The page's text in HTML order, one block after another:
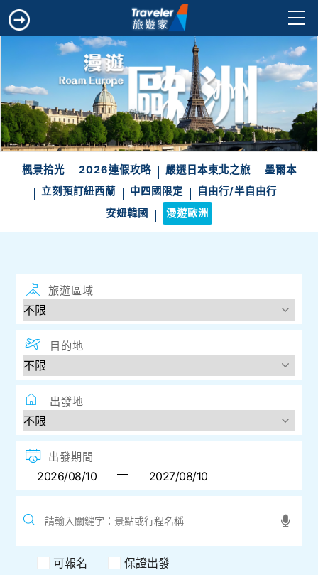
楓景拾光 2026連假攻略 嚴選日本東北之旅
墨爾本
立刻預訂紐西蘭
中四國限定
自由行/半自由行
安妞韓國
漫遊歐洲
旅遊區域
目的地
出發地
出發期間
可報名 保證出發